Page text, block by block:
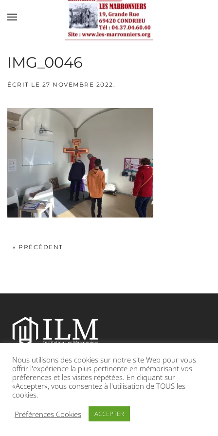
Skip to main content
IMG_0046
ÉCRIT LE 27 NOVEMBRE 2022.
« PRÉCÉDENT
Etablissement catholique sous contrat d’association avec l’Etat
Adresse : 19, Grande rue 69420 CONDRIEU
INFOS LÉGALES POLITIQUE DE CONFIDENTIALITÉ
Nous utilisons des cookies sur notre site Web pour vous
offrir l'expérience la plus pertinente en mémorisant vos
préférences et les visites répétées. En cliquant sur
«Accepter», vous consentez à l'utilisation de TOUS les
cookies.
Préférences Cookies
ACCEPTER